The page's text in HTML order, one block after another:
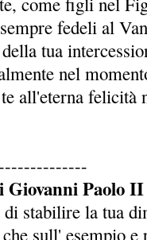
fedeli al
tua
nel
all'eterna felicità
Giovanni Paolo II
stabilire la tua
sull' esempio